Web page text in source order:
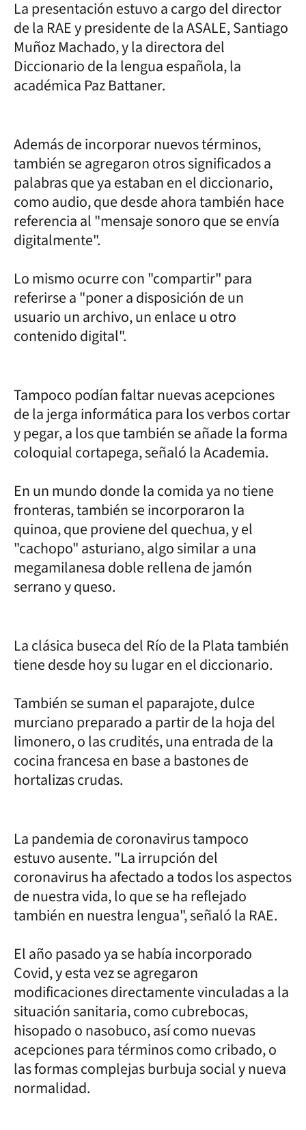
La presentación estuvo a cargo del director
de la RAE y presidente de la ASALE, Santiago
Muñoz Machado, y la directora del
Diccionario de la lengua española, la
académica Paz Battaner.
Además de incorporar nuevos términos,
también se agregaron otros significados a
palabras que ya estaban en el diccionario,
como audio, que desde ahora también hace
referencia al "mensaje sonoro que se envía
digitalmente".
Lo mismo ocurre con "compartir" para
referirse a "poner a disposición de un
usuario un archivo, un enlace u otro
contenido digital".
Tampoco podían faltar nuevas acepciones
de la jerga informática para los verbos cortar
y pegar, a los que también se añade la forma
coloquial cortapega, señaló la Academia.
En un mundo donde la comida ya no tiene
fronteras, también se incorporaron la
quinoa, que proviene del quechua, y el
"cachopo" asturiano, algo similar a una
megamilanesa doble rellena de jamón
serrano y queso.
La clásica buseca del Río de la Plata también
tiene desde hoy su lugar en el diccionario.
También se suman el paparajote, dulce
murciano preparado a partir de la hoja del
limonero, o las crudités, una entrada de la
cocina francesa en base a bastones de
hortalizas crudas.
La pandemia de coronavirus tampoco
estuvo ausente. "La irrupción del
coronavirus ha afectado a todos los aspectos
de nuestra vida, lo que se ha reflejado
también en nuestra lengua", señaló la RAE.
El año pasado ya se había incorporado
Covid, y esta vez se agregaron
modificaciones directamente vinculadas a la
situación sanitaria, como cubrebocas,
hisopado o nasobuco, así como nuevas
acepciones para términos como cribado, o
las formas complejas burbuja social y nueva
normalidad.